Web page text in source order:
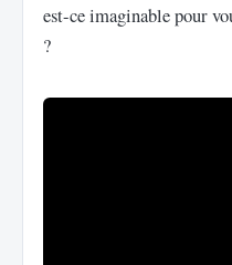
est-ce imaginable pour
?